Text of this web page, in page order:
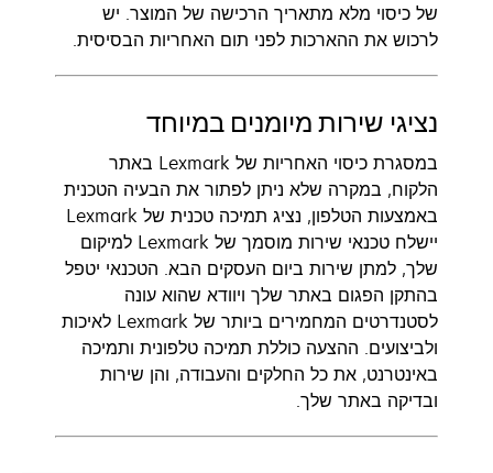
של כיסוי מלא מתאריך הרכישה של המוצר. יש
לרכוש את ההארכות לפני תום האחריות הבסיסית.
נציגי שירות מיומנים במיוחד
במסגרת כיסוי האחריות של Lexmark באתר
הלקוח, במקרה שלא ניתן לפתור את הבעיה הטכנית
באמצעות הטלפון, נציג תמיכה טכנית של Lexmark
יישלח טכנאי שירות מוסמך של Lexmark למיקום
שלך, למתן שירות ביום העסקים הבא. הטכנאי יטפל
בהתקן הפגום באתר שלך ויוודא שהוא עונה
לסטנדרטים המחמירים ביותר של Lexmark לאיכות
ולביצועים. ההצעה כוללת תמיכה טלפונית ותמיכה
באינטרנט, את כל החלקים והעבודה, והן שירות
ובדיקה באתר שלך.